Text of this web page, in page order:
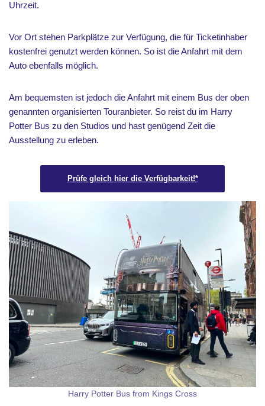
Uhrzeit.
Vor Ort stehen Parkplätze zur Verfügung, die für Ticketinhaber
kostenfrei genutzt werden können. So ist die Anfahrt mit dem
Auto ebenfalls möglich.
Am bequemsten ist jedoch die Anfahrt mit einem Bus der oben
genannten organisierten Touranbieter. So reist du im Harry
Potter Bus zu den Studios und hast genügend Zeit die
Ausstellung zu erleben.
Prüfe gleich hier die Verfügbarkeit!*
Harry Potter Bus from Kings Cross